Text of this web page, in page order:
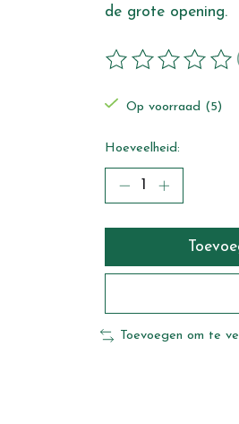
de grote opening.
De beoordeling
Op voorraad (5)
Hoeveelheid:
Toevoegen om te